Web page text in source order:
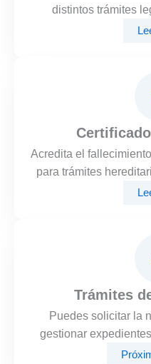
distintos trámites
Acredita el
para trámites
Trámites
Puedes solicitar la
gestionar